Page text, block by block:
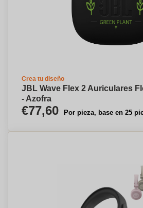
Crea tu diseño
JBL Wave Flex 2 Auriculares
- Azofra
€77,60 Por pieza, base en 25